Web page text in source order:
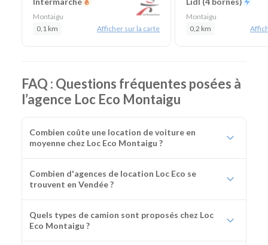
Montaigu
0,1 km
Afficher sur la carte
Montaigu
0,2 km
FAQ : Questions fréquentes posées à
l’agence Loc Eco Montaigu
Combien coûte une location de voiture en
moyenne chez Loc Eco Montaigu ?
Combien d'agences de location Loc Eco se
trouvent en Vendée ?
Quels types de camion sont proposés chez Loc
Eco Montaigu ?